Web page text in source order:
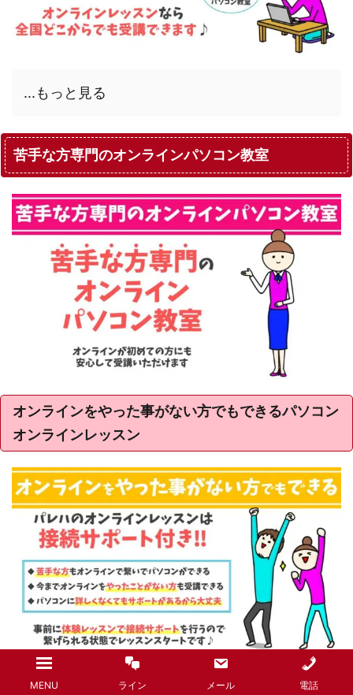
...もっと見る
苦手な方専門のオンラインパソコン教室
オンラインをやった事がない方でもできるパソコン
オンラインレッスン
パソコン教室パレハのオンラインレッスンは、今ま
MENU ライン メール 電話